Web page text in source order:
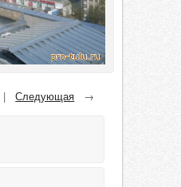
|Следующая →